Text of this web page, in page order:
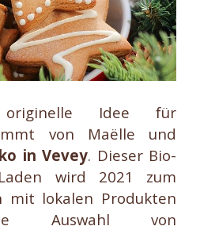
Idee für
von Maëlle und
in Vevey. Dieser Bio-
wird 2021 zum
mit lokalen Produkten
Auswahl von